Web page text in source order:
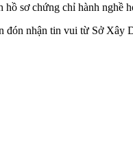
hồ sơ chứng chỉ hành nghề
đón nhận tin vui từ Sở Xây